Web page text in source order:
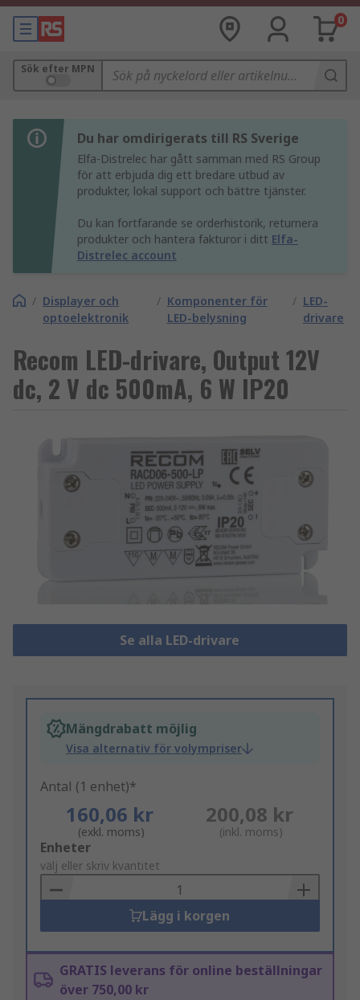
0
Sök efter MPN
Du har omdirigerats till RS Sverige
Elfa-Distrelec har gått samman med RS Group
för att erbjuda dig ett bredare utbud av
produkter, lokal support och bättre tjänster.
Du kan fortfarande se orderhistorik, returnera
produkter och hantera fakturor i ditt Elfa-
Distrelec account
/ Displayer och
optoelektronik
/ Komponenter för
LED-belysning
/ LED-
drivare
Recom LED-drivare, Output 12V
dc, 2 V dc 500mA, 6 W IP20
Se alla LED-drivare
Mängdrabatt möjlig
Visa alternativ för volympriser
Antal (1 enhet)*
160,06 kr
(exkl. moms)
200,08 kr
(inkl. moms)
Add
to
Basket
Enheter
välj eller skriv kvantitet
Lägg i korgen
GRATIS leverans för online beställningar
över 750,00 kr